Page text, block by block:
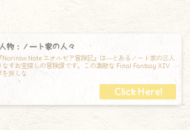
物：ノート家の人々
Norirow Note エオルゼア冒険記』は―とあるノート家の三人
なすお宝探しの冒険譚です。この素敵な Final Fantasy XIV
を旅しな